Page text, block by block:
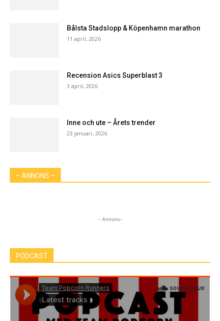
Bålsta Stadslopp & Köpenhamn marathon
11 april, 2026
Recension Asics Superblast 3
3 april, 2026
Inne och ute – Årets trender
23 januari, 2026
– ANNONS –
- Annons-
PODCAST